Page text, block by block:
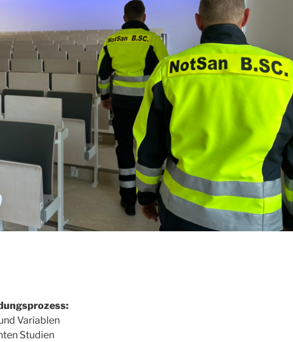
Variablen
Studien